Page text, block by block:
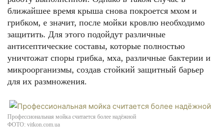
ближайшее время крыша снова покроется мхом и
грибком, е значит, после мойки кровлю необходимо
защитить. Для этого подойдут различные
антисептические составы, которые полностью
уничтожат споры грибка, мха, различные бактерии и
микроорганизмы, создав стойкий защитный барьер
для их размножения.
Профессиональная мойка считается более надёжной
ФОТО: vitkon.com.ua